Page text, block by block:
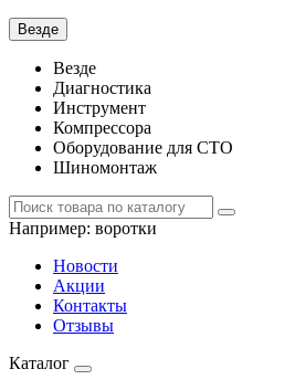
Везде
Везде
Диагностика
Инструмент
Компрессора
Оборудование для СТО
Шиномонтаж
Например: воротки
Новости
Акции
Контакты
Отзывы
Каталог